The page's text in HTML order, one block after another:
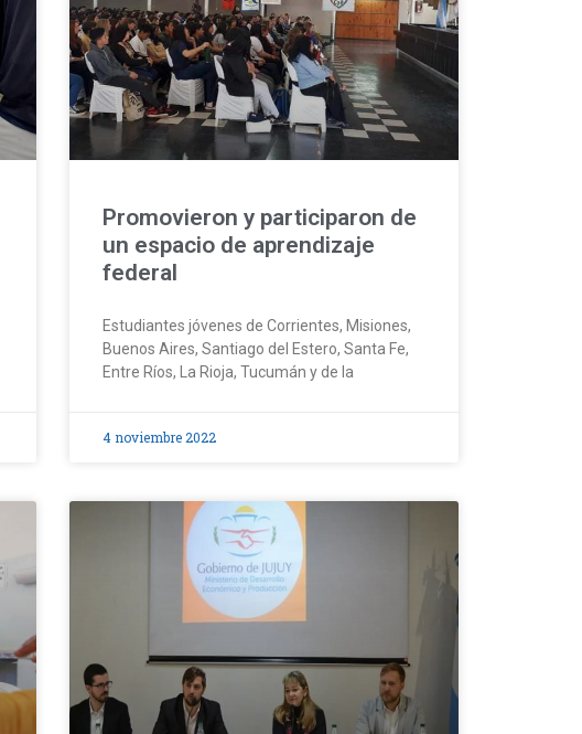
Promovieron y participaron de
un espacio de aprendizaje
federal
Estudiantes jóvenes de Corrientes, Misiones,
Buenos Aires, Santiago del Estero, Santa Fe,
Entre Ríos, La Rioja, Tucumán y de la
4 noviembre 2022